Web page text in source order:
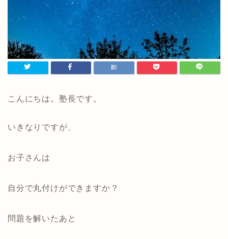
こんにちは。塾長です。
いきなりですが、
お子さんは
自分で丸付けができますか？
問題を解いたあと